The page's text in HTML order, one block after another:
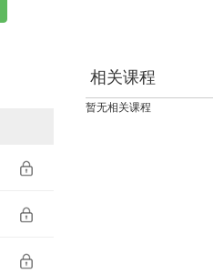
育选修课（市政）
教育选修课（公路工程）
相关课程
暂无相关课程